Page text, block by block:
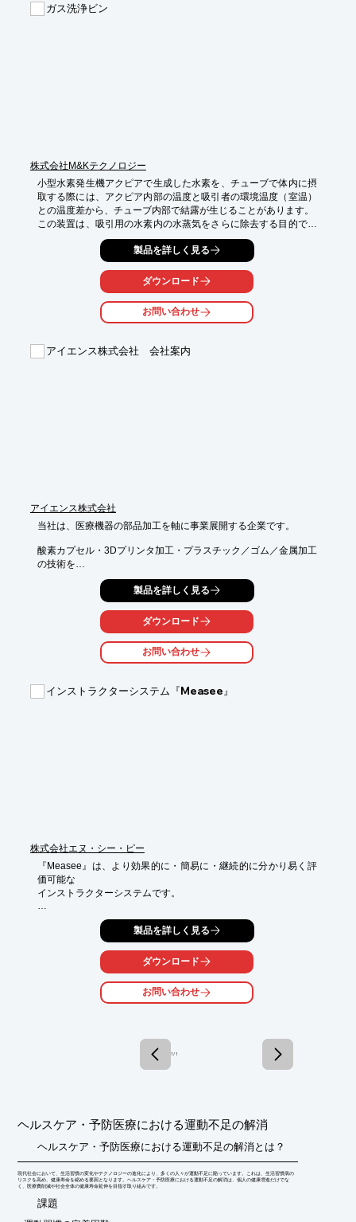
【評価項目】
ガス洗浄ビン
株式会社M&Kテクノロジー
小型水素発生機アクピアで生成した水素を、チューブで体内に摂
取する際には、アクピア内部の温度と吸引者の環境温度（室温）
との温度差から、チューブ内部で結露が生じることがあります。
この装置は、吸引用の水素内の水蒸気をさらに除去する目的で、
水素発生機アクピアと吸引者の間に設置することで、快適な水素
吸引を実現することができました。
通販サイトでも同様なものを購入できますが、M&Kテクノロジー
では、内部に独自の工夫を施して供給させていただいています。
価格は１台８０００円（税別）です。
製品を詳しく見る
ダウンロード
お問い合わせ
アイエンス株式会社 会社案内
アイエンス株式会社
当社は、医療機器の部品加工を軸に事業展開する企業です。
酸素カプセル・3Dプリンタ加工・プラスチック／ゴム／金属加工
の技術を
ベースとして、様々な分野でハイレベルなソリューションをご提
変化の激しい時代の中でも、「人」と「人」をつなぐ社会のパー
トナーとして、
これからも皆様の伴走者としてともに走り続けます。
■医療用機械の研究開発用実験機器・器具の設計製作及び製造販
※詳しくはPDF資料をご覧いただくか、お気軽にお問い合わせ下
さい。
製品を詳しく見る
ダウンロード
お問い合わせ
インストラクターシステム『Measee』
株式会社エヌ・シー・ピー
『Measee』は、より効果的に・簡易に・継続的に分かり易く評
価可能な
インストラクターシステムです。
筋肉の状態を測定できることで、リハビリやトレーニングに対し
従来とは異なるアプローチが可能。
効果をトレーニング現場レベルでタイムリーに観測することがで
■「見える化」で効果的なトレーニングを実現
※詳しくはPDFをダウンロードして頂くか、お気軽にお問い合わ
製品を詳しく見る
ダウンロード
お問い合わせ
1 / 1
ヘルスケア・予防医療における運動不足の解消
ヘルスケア・予防医療における運動不足の解消とは？
現代社会において、生活習慣の変化やテクノロジーの進化により、多くの人々が運動不足に陥っています。これは、生活習慣病の
リスクを高め、健康寿命を縮める要因となります。ヘルスケア・予防医療における運動不足の解消は、個人の健康増進だけでな
く、医療費削減や社会全体の健康寿命延伸を目指す取り組みです。
​課題